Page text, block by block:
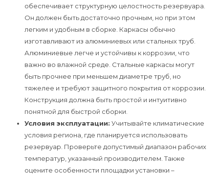
обеспечивает структурную целостность резервуара.
Он должен быть достаточно прочным, но при этом
легким и удобным в сборке. Каркасы обычно
изготавливают из алюминиевых или стальных труб.
Алюминиевые легче и устойчивы к коррозии, что
важно во влажной среде. Стальные каркасы могут
быть прочнее при меньшем диаметре труб, но
тяжелее и требуют защитного покрытия от коррозии.
Конструкция должна быть простой и интуитивно
понятной для быстрой сборки.
Условия эксплуатации: Учитывайте климатические
условия региона, где планируется использовать
резервуар. Проверьте допустимый диапазон рабочих
температур, указанный производителем. Также
оцените особенности площадки установки –